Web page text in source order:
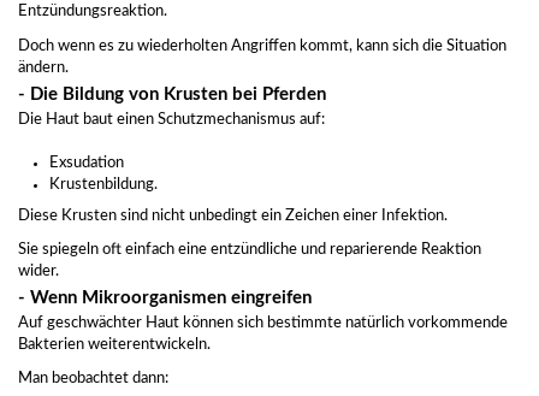
Entzündungsreaktion.
Doch wenn es zu wiederholten Angriffen kommt, kann sich die Situation
ändern.
- Die Bildung von Krusten bei Pferden
Die Haut baut einen Schutzmechanismus auf:
Exsudation
Krustenbildung.
Diese Krusten sind nicht unbedingt ein Zeichen einer Infektion.
Sie spiegeln oft einfach eine entzündliche und reparierende Reaktion
wider.
- Wenn Mikroorganismen eingreifen
Auf geschwächter Haut können sich bestimmte natürlich vorkommende
Bakterien weiterentwickeln.
Man beobachtet dann: